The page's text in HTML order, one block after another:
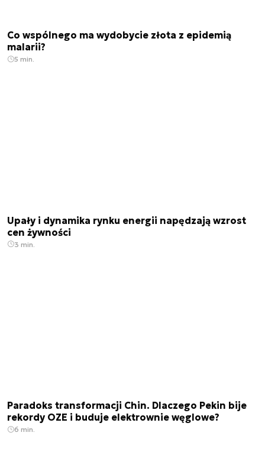
Co wspólnego ma wydobycie złota z epidemią
malarii?
5 min.
Upały i dynamika rynku energii napędzają wzrost
cen żywności
3 min.
Paradoks transformacji Chin. Dlaczego Pekin bije
rekordy OZE i buduje elektrownie węglowe?
6 min.